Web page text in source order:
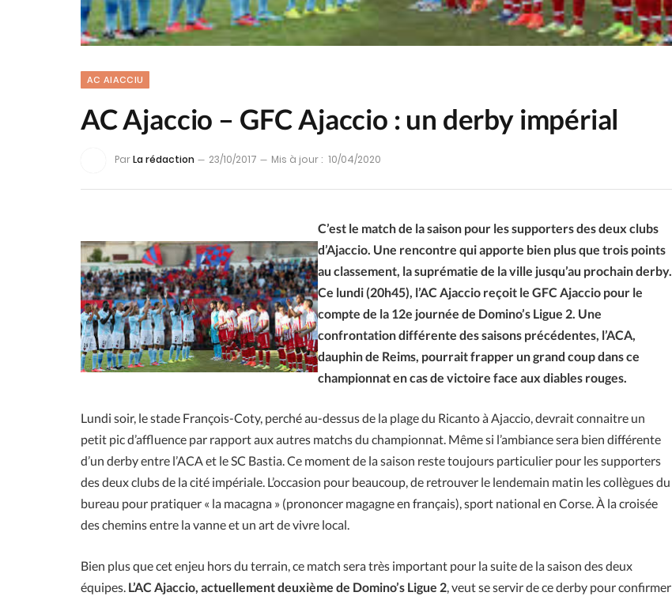
AC AIACCIU
AC Ajaccio – GFC Ajaccio : un derby impérial
ParLa rédaction 23/10/2017 Mis à jour : 10/04/2020
C’est le match de la saison pour les supporters des deux clubs
d’Ajaccio. Une rencontre qui apporte bien plus que trois points
au classement, la suprématie de la ville jusqu’au prochain derby.
Ce lundi (20h45), l’AC Ajaccio reçoit le GFC Ajaccio pour le
compte de la 12e journée de Domino’s Ligue 2. Une
confrontation différente des saisons précédentes, l’ACA,
dauphin de Reims, pourrait frapper un grand coup dans ce
championnat en cas de victoire face aux diables rouges.
Lundi soir, le stade François-Coty, perché au-dessus de la plage du Ricanto à Ajaccio, devrait connaitre un
petit pic d’affluence par rapport aux autres matchs du championnat. Même si l’ambiance sera bien différente
d’un derby entre l’ACA et le SC Bastia. Ce moment de la saison reste toujours particulier pour les supporters
des deux clubs de la cité impériale. L’occasion pour beaucoup, de retrouver le lendemain matin les collègues du
bureau pour pratiquer « la macagna » (prononcer magagne en français), sport national en Corse. À la croisée
des chemins entre la vanne et un art de vivre local.
Bien plus que cet enjeu hors du terrain, ce match sera très important pour la suite de la saison des deux
équipes. L’AC Ajaccio, actuellement deuxième de Domino’s Ligue 2, veut se servir de ce derby pour confirmer